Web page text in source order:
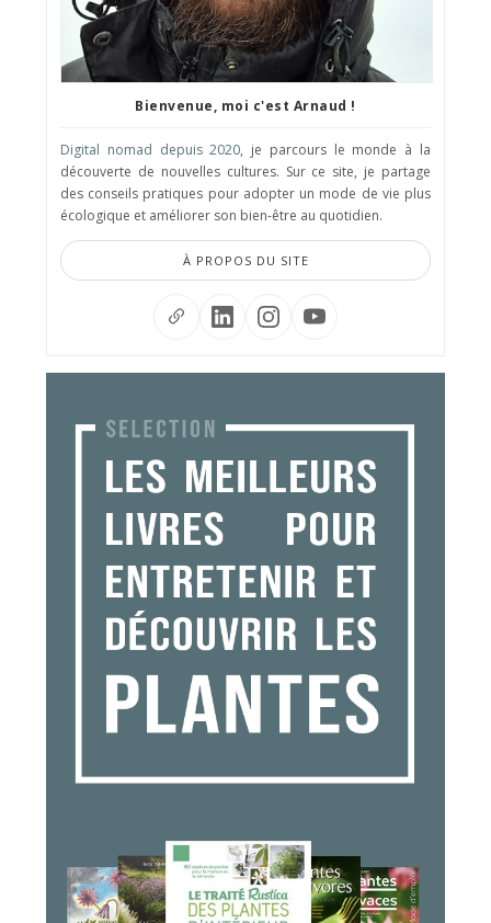
Bienvenue, moi c'est Arnaud !
Digital nomad depuis 2020, je parcours le monde à la
découverte de nouvelles cultures. Sur ce site, je partage
des conseils pratiques pour adopter un mode de vie plus
écologique et améliorer son bien-être au quotidien.
À PROPOS DU SITE